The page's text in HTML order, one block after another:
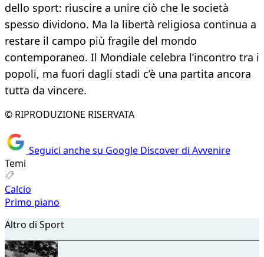
dello sport: riuscire a unire ciò che le società
spesso dividono. Ma la libertà religiosa continua a
restare il campo più fragile del mondo
contemporaneo. Il Mondiale celebra l’incontro tra i
popoli, ma fuori dagli stadi c’è una partita ancora
tutta da vincere.
© RIPRODUZIONE RISERVATA
Seguici anche su Google Discover di Avvenire
Temi
Calcio
Primo piano
Altro di Sport